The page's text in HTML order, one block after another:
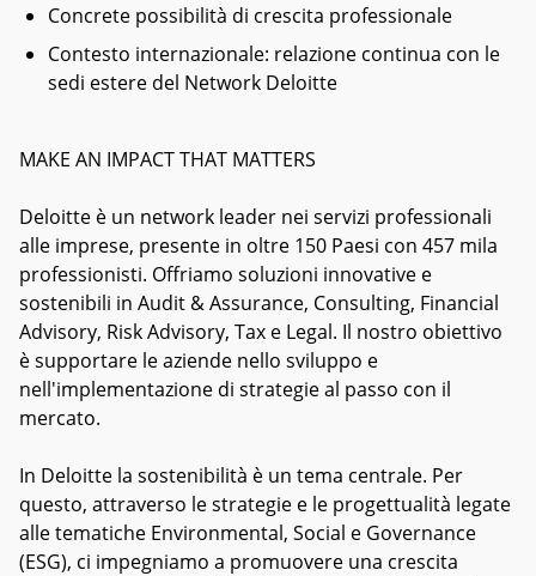
Concrete possibilità di crescita professionale
Contesto internazionale: relazione continua con le
sedi estere del Network Deloitte
MAKE AN IMPACT THAT MATTERS
Deloitte è un network leader nei servizi professionali
alle imprese, presente in oltre 150 Paesi con 457 mila
professionisti. Offriamo soluzioni innovative e
sostenibili in Audit & Assurance, Consulting, Financial
Advisory, Risk Advisory, Tax e Legal. Il nostro obiettivo
è supportare le aziende nello sviluppo e
nell'implementazione di strategie al passo con il
mercato.
In Deloitte la sostenibilità è un tema centrale. Per
questo, attraverso le strategie e le progettualità legate
alle tematiche Environmental, Social e Governance
(ESG), ci impegniamo a promuovere una crescita